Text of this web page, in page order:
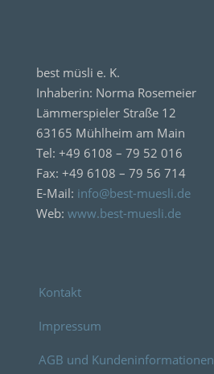
best müsli e. K.
Inhaberin: Norma Rosemeier
Lämmerspieler Straße 12
63165 Mühlheim am Main
Tel: +49 6108 – 79 52 016
Fax: +49 6108 – 79 56 714
E-Mail: info@best-muesli.de
Web: www.best-muesli.de
Kontakt
Impressum
AGB und Kundeninformationen